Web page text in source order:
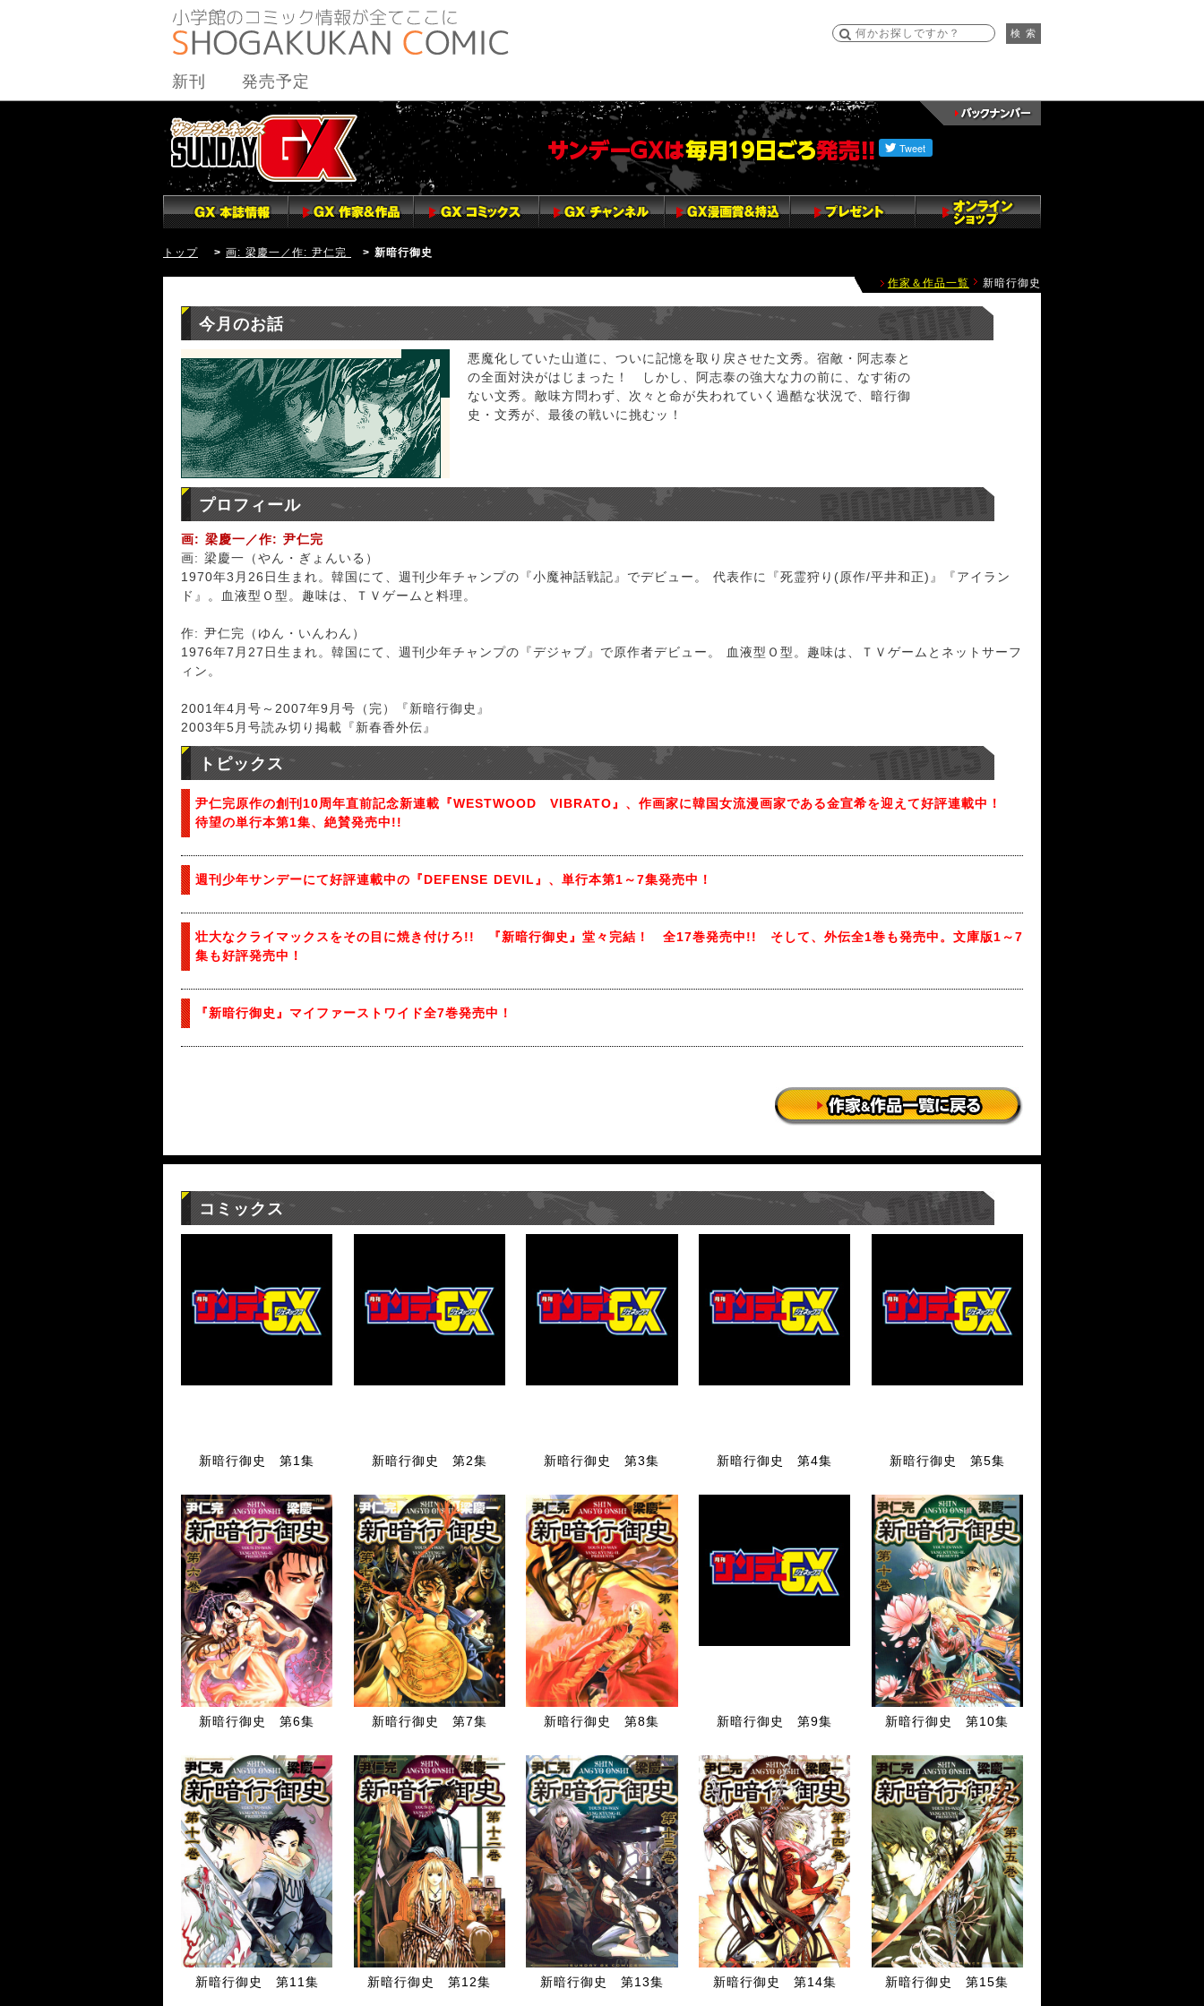
検 索
新刊 発売予定
トップ > 画: 梁慶一／作: 尹仁完 > 新暗行御史
作家＆作品一覧 新暗行御史
今月のお話
悪魔化していた山道に、ついに記憶を取り戻させた文秀。宿敵・阿志泰と
の全面対決がはじまった！ しかし、阿志泰の強大な力の前に、なす術の
ない文秀。敵味方問わず、次々と命が失われていく過酷な状況で、暗行御
史・文秀が、最後の戦いに挑むッ！
プロフィール
画: 梁慶一／作: 尹仁完
画: 梁慶一（やん・ぎょんいる）
1970年3月26日生まれ。韓国にて、週刊少年チャンプの『小魔神話戦記』でデビュー。 代表作に『死霊狩り(原作/平井和正)』『アイラン
ド』。血液型Ｏ型。趣味は、ＴＶゲームと料理。
作: 尹仁完（ゆん・いんわん）
1976年7月27日生まれ。韓国にて、週刊少年チャンプの『デジャブ』で原作者デビュー。 血液型Ｏ型。趣味は、ＴＶゲームとネットサーフ
ィン。
2001年4月号～2007年9月号（完）『新暗行御史』
2003年5月号読み切り掲載『新春香外伝』
トピックス
尹仁完原作の創刊10周年直前記念新連載『WESTWOOD VIBRATO』、作画家に韓国女流漫画家である金宣希を迎えて好評連載中！
待望の単行本第1集、絶賛発売中!!
週刊少年サンデーにて好評連載中の『DEFENSE DEVIL』、単行本第1～7集発売中！
壮大なクライマックスをその目に焼き付けろ!! 『新暗行御史』堂々完結！ 全17巻発売中!! そして、外伝全1巻も発売中。文庫版1～7
集も好評発売中！
『新暗行御史』マイファーストワイド全7巻発売中！
コミックス
新暗行御史 第1集 新暗行御史 第2集 新暗行御史 第3集 新暗行御史 第4集 新暗行御史 第5集
新暗行御史 第6集 新暗行御史 第7集 新暗行御史 第8集 新暗行御史 第9集 新暗行御史 第10集
新暗行御史 第11集 新暗行御史 第12集 新暗行御史 第13集 新暗行御史 第14集 新暗行御史 第15集